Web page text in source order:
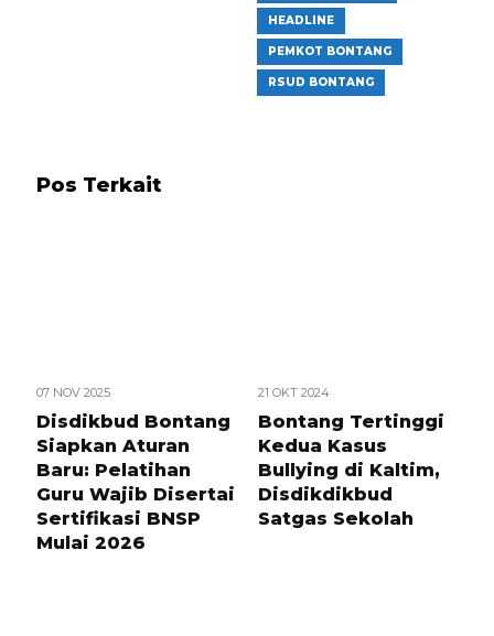
HEADLINE
PEMKOT BONTANG
RSUD BONTANG
Pos Terkait
07 NOV 2025
Disdikbud Bontang
Siapkan Aturan
Baru: Pelatihan
Guru Wajib Disertai
Sertifikasi BNSP
Mulai 2026
21 OKT 2024
Bontang Tertinggi
Kedua Kasus
Bullying di Kaltim,
Disdikdikbud
Satgas Sekolah